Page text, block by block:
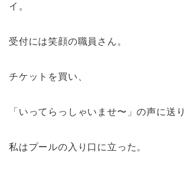
イ。
受付には笑顔の職員さん。
チケットを買い、
「いってらっしゃいませ〜」の声に送
私はプールの入り口に立った。